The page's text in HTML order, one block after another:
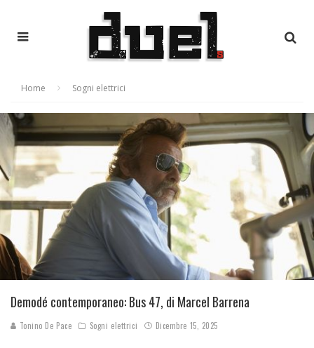
Home Sogni elettrici
Demodé contemporaneo: Bus 47, di Marcel Barrena
Tonino De Pace Sogni elettrici Dicembre 15, 2025